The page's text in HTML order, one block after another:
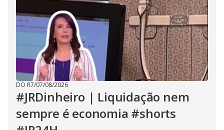
DO R7/07/08/2026
#JRDinheiro | Liquidação nem
sempre é economia #shorts